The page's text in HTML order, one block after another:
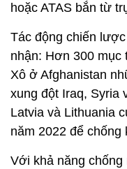
hoặc ATAS bắn từ
Tác động chiến
nhận: Hơn 300 mục
Xô ở Afghanistan
xung đột Iraq, Syria
Latvia và Lithuania
năm 2022 để chống
Với khả năng chống